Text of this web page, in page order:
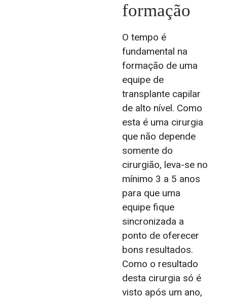
formação
O tempo é
fundamental na
formação de uma
equipe de
transplante capilar
de alto nível. Como
esta é uma cirurgia
que não depende
somente do
cirurgião, leva-se no
mínimo 3 a 5 anos
para que uma
equipe fique
sincronizada a
ponto de oferecer
bons resultados.
Como o resultado
desta cirurgia só é
visto após um ano,